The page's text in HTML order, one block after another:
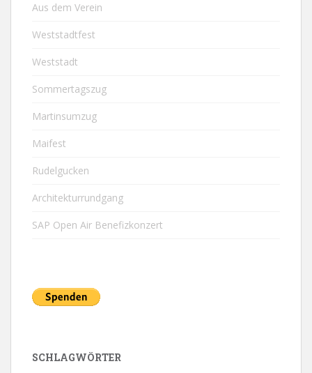
Aus dem Verein
Weststadtfest
Weststadt
Sommertagszug
Martinsumzug
Maifest
Rudelgucken
Architekturrundgang
SAP Open Air Benefizkonzert
SCHLAGWÖRTER